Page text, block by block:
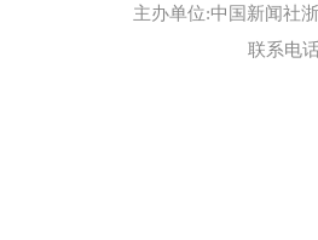
主办单位:中国新闻社
联系电